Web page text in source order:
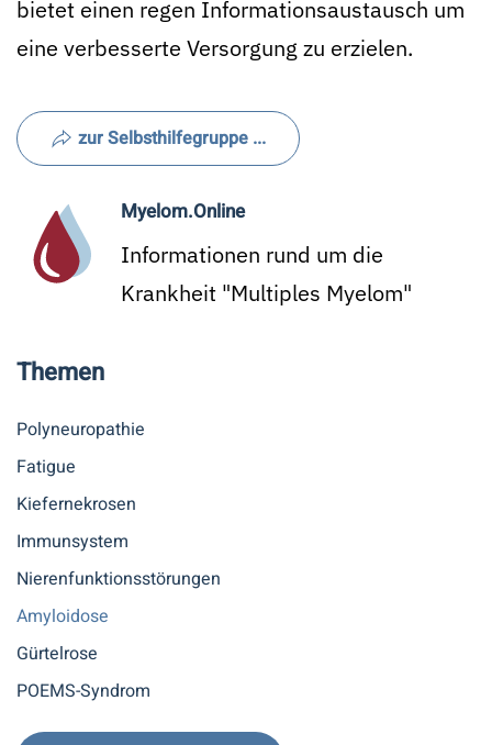
bietet einen regen Informationsaustausch um
eine verbesserte Versorgung zu erzielen.
zur Selbsthilfegruppe ...
Myelom.Online
Informationen rund um die
Krankheit "Multiples Myelom"
Themen
Polyneuropathie
Fatigue
Kiefernekrosen
Immunsystem
Nierenfunktionsstörungen
Amyloidose
Gürtelrose
POEMS-Syndrom